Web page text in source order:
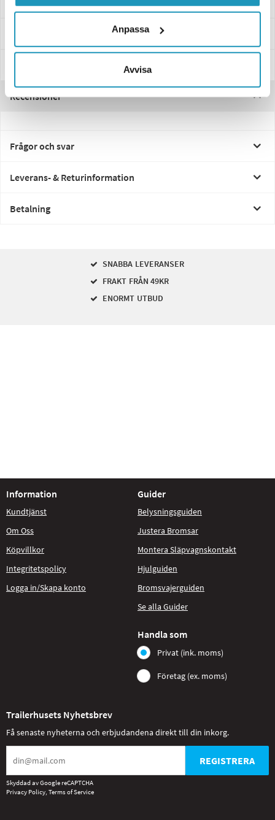
Anpassa
Avvisa
Recensioner
Frågor och svar
Leverans- & Returinformation
Betalning
SNABBA LEVERANSER
FRAKT FRÅN 49KR
ENORMT UTBUD
Information
Kundtjänst
Om Oss
Köpvillkor
Integritetspolicy
Logga in/Skapa konto
Guider
Belysningsguiden
Justera Bromsar
Montera Släpvagnskontakt
Hjulguiden
Bromsvajerguiden
Se alla Guider
Handla som
Privat (ink. moms)
Företag (ex. moms)
Trailerhusets Nyhetsbrev
Få senaste nyheterna och erbjudandena direkt till din inkorg.
REGISTRERA
Skyddad av Google reCAPTCHA
Privacy Policy, Terms of Service